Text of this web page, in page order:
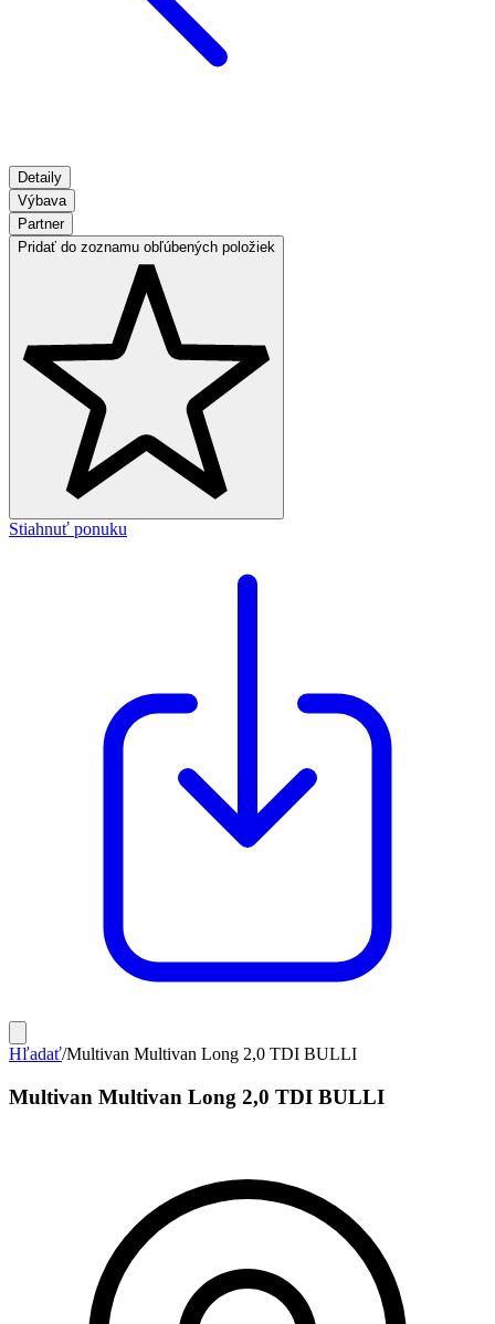
Detaily
Výbava
Partner
Pridať do zoznamu obľúbených položiek
Stiahnuť ponuku
Hľadať/Multivan Multivan Long 2,0 TDI BULLI
Multivan Multivan Long 2,0 TDI BULLI